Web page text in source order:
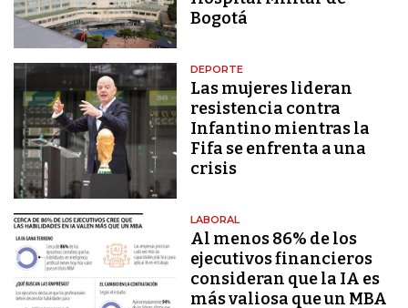
Bogotá
DEPORTE
Las mujeres lideran
resistencia contra
Infantino mientras la
Fifa se enfrenta a una
crisis
LABORAL
Al menos 86% de los
ejecutivos financieros
consideran que la IA es
más valiosa que un MBA